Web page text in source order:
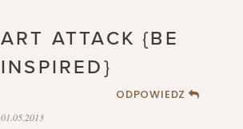
ART ATTACK {BE
INSPIRED}
ODPOWIEDZ
01.05.2013